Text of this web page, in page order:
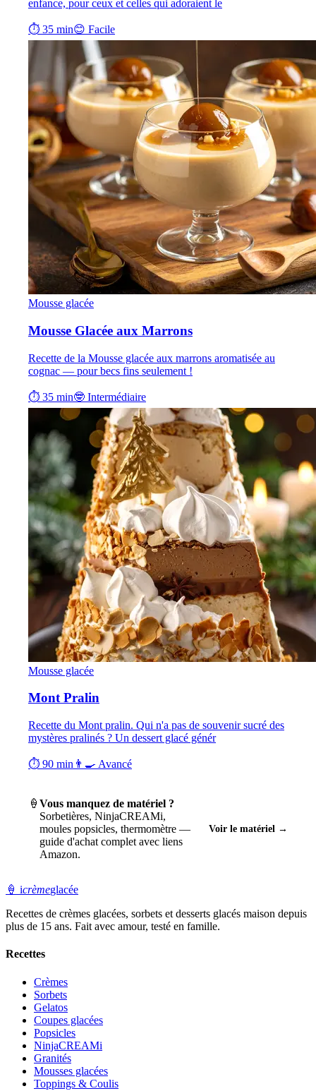
enfance, pour ceux et celles qui adoraient le
⏱ 35 min😊 Facile
Mousse glacée
Mousse Glacée aux Marrons
Recette de la Mousse glacée aux marrons aromatisée au
cognac — pour becs fins seulement !
⏱ 35 min🤓 Intermédiaire
Mousse glacée
Mont Pralin
Recette du Mont pralin. Qui n'a pas de souvenir sucré des
mystères pralinés ? Un dessert glacé génér
⏱ 90 min 👨‍🍳 Avancé
🍦 Vous manquez de matériel ?
Sorbetières, NinjaCREAMi,
moules popsicles, thermomètre —
guide d'achat complet avec liens
Amazon.
Voir le matériel →
🍦 icrèmeglacée
Recettes de crèmes glacées, sorbets et desserts glacés maison depuis
plus de 15 ans. Fait avec amour, testé en famille.
Recettes
Crèmes
Sorbets
Gelatos
Coupes glacées
Popsicles
NinjaCREAMi
Granités
Mousses glacées
Toppings & Coulis